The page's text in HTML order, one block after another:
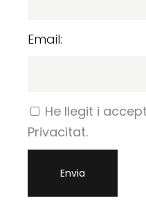
Email:
He llegit i
Privacitat.